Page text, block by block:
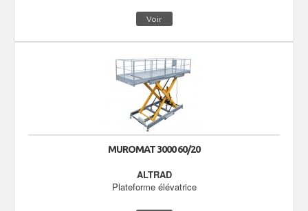
Voir
MUROMAT 3000 60/20
ALTRAD
Plateforme élévatrice